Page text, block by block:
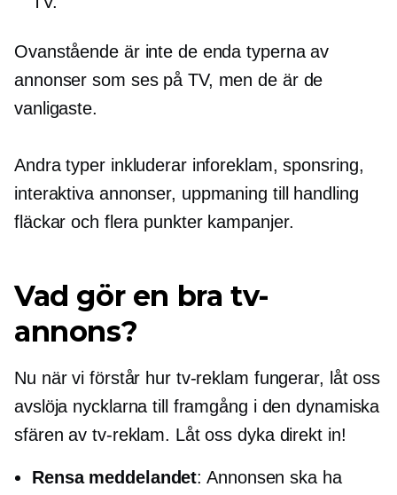
Ovanstående är inte de enda typerna av
annonser som ses på TV, men de är de
vanligaste.
Andra typer inkluderar inforeklam, sponsring,
interaktiva annonser, uppmaning till handling
fläckar och flera punkterkampanjer.
Vad gör en bra tv-
annons?
Nu när vi förstår hur tv-reklam fungerar, låt oss
avslöja nycklarna till framgång i den dynamiska
sfären av tv-reklam. Låt oss dyka direkt in!
Rensa meddelandet: Annonsen ska ha